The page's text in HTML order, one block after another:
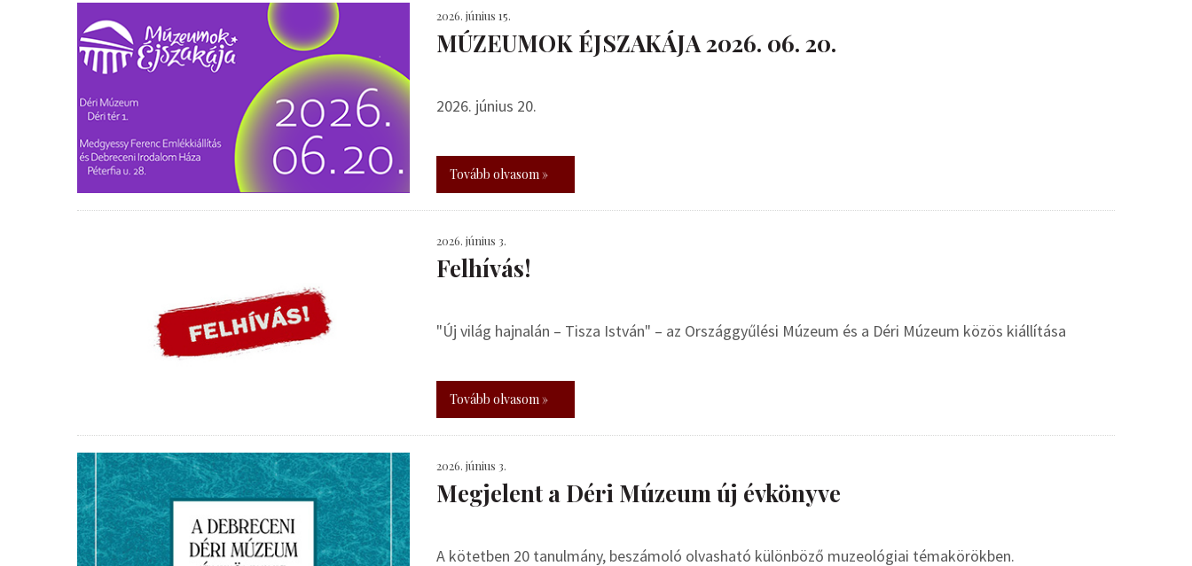
2026. június 15.
MÚZEUMOK ÉJSZAKÁJA 2026. 06. 20.
2026. június 20.
Tovább olvasom »
2026. június 3.
Felhívás!
"Új világ hajnalán – Tisza István" – az Országgyűlési Múzeum és a Déri Múzeum közös kiállítása
Tovább olvasom »
2026. június 3.
Megjelent a Déri Múzeum új évkönyve
A kötetben 20 tanulmány, beszámoló olvasható különböző muzeológiai témakörökben.